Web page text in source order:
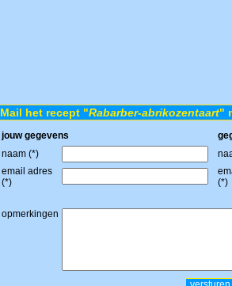
Mail het recept "Rabarber-abrikozentaart"
jouw gegevens
naam (*)
email adres
(*)
(*)
opmerkingen